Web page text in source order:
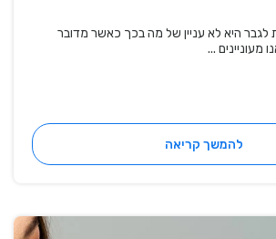
היא לא עניין של מה בכך כאשר מדובר
מעוניינים ...
להמשך קריאה